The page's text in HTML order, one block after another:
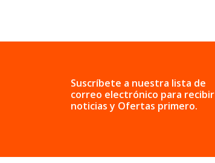
Suscríbete a nuestra lista de
correo electrónico para recibir
noticias y Ofertas primero.